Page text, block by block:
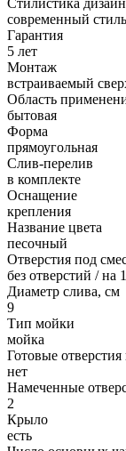
современный стиль
Гарантия
5 лет
Монтаж
встраиваемый
Область
бытовая
Форма
прямоугольная
Слив-перелив
в комплекте
Оснащение
крепления
Название цвета
песочный
Отверстия под
без отверстий / на
Диаметр слива, см
9
Тип мойки
мойка
Готовые
нет
Намеченные
2
Крыло
есть